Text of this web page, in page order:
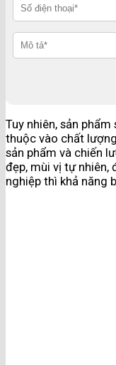
Tuy nhiên, sản
thuộc vào chất
sản phẩm và chiến
đẹp, mùi vị tự nhiên,
nghiệp thì khả năng